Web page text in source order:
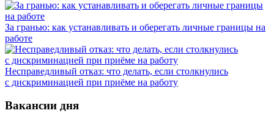
За гранью: как устанавливать и оберегать личные границы на
работе
Несправедливый отказ: что делать, если столкнулись
с дискриминацией при приёме на работу
Вакансии дня